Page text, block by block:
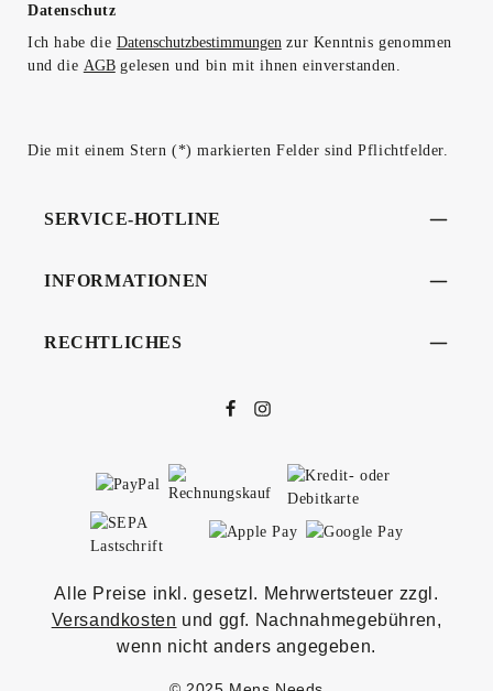
Datenschutz
Ich habe die Datenschutzbestimmungen zur Kenntnis genommen
und die AGBgelesen und bin mit ihnen einverstanden.
Die mit einem Stern (*) markierten Felder sind Pflichtfelder.
SERVICE-HOTLINE
INFORMATIONEN
RECHTLICHES
Alle Preise inkl. gesetzl. Mehrwertsteuer zzgl.
Versandkosten und ggf. Nachnahmegebühren,
wenn nicht anders angegeben.